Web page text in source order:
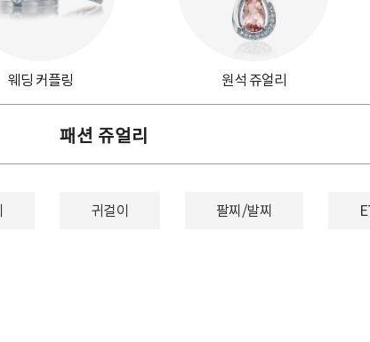
웨딩 커플링 원석 쥬얼리
패션 쥬얼리
귀걸이 팔찌/발찌